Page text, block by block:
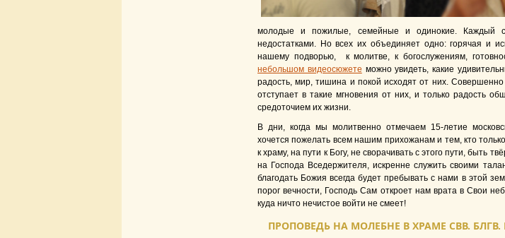
молодые и пожилые, семейные и одинокие. Каждый
недостатками. Но всех их объединяет одно: горячая и
нашему подворью, к молитве, к богослужениям,
небольшом видеосюжете можно увидеть, какие
радость, мир, тишина и покой исходят от них. Совершенно
отступает в такие мгновения от них, и только радость
средоточием их жизни.
В дни, когда мы молитвенно отмечаем 15-летие
хочется пожелать всем нашим прихожанам и тем, кто
к храму, на пути к Богу, не сворачивать с этого пути, быть
на Господа Вседержителя, искренне служить своими
благодать Божия всегда будет пребывать с нами в этой
порог вечности, Господь Сам откроет нам врата в Свои
куда ничто нечистое войти не смеет!
ПРОПОВЕДЬ НА МОЛЕБНЕ В ХРАМЕ СВВ.